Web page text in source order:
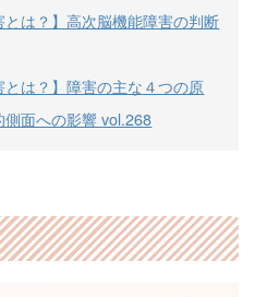
は？】高次脳機能障害の判断
は？】障害の主な４つの原
面への影響 vol.268